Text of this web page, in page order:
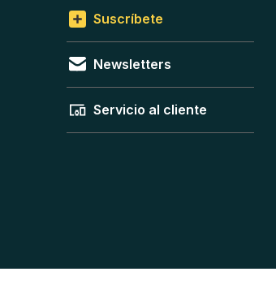
Suscríbete
Newsletters
Servicio al cliente